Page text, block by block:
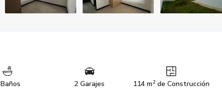
2 Garajes 114 m2de Construcción